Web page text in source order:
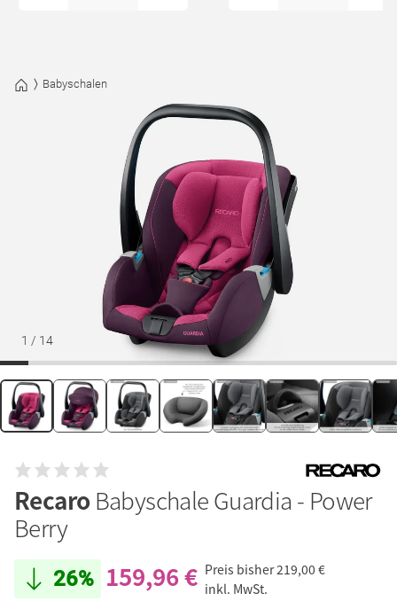
Babyschalen
1 / 14
RecaroBabyschale Guardia - Power
Berry
26% 159,96 € Preis bisher219,00 €
inkl. MwSt.